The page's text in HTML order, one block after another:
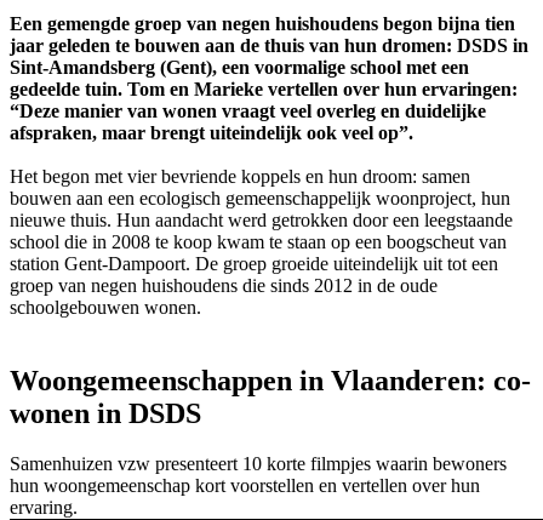
Een gemengde groep van negen huishoudens begon bijna tien
jaar geleden te bouwen aan de thuis van hun dromen: DSDS in
Sint-Amandsberg (Gent), een voormalige school met een
gedeelde tuin. Tom en Marieke vertellen over hun ervaringen:
“Deze manier van wonen vraagt veel overleg en duidelijke
afspraken, maar brengt uiteindelijk ook veel op”.
Het begon met vier bevriende koppels en hun droom: samen
bouwen aan een ecologisch gemeenschappelijk woonproject, hun
nieuwe thuis. Hun aandacht werd getrokken door een leegstaande
school die in 2008 te koop kwam te staan op een boogscheut van
station Gent-Dampoort. De groep groeide uiteindelijk uit tot een
groep van negen huishoudens die sinds 2012 in de oude
schoolgebouwen wonen.
Woongemeenschappen in Vlaanderen: co-
wonen in DSDS
Samenhuizen vzw presenteert 10 korte filmpjes waarin bewoners
hun woongemeenschap kort voorstellen en vertellen over hun
ervaring.